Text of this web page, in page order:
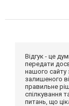
Відгук - це
передати
нашого сайту
залишеного
правильне
спілкування
питань, що